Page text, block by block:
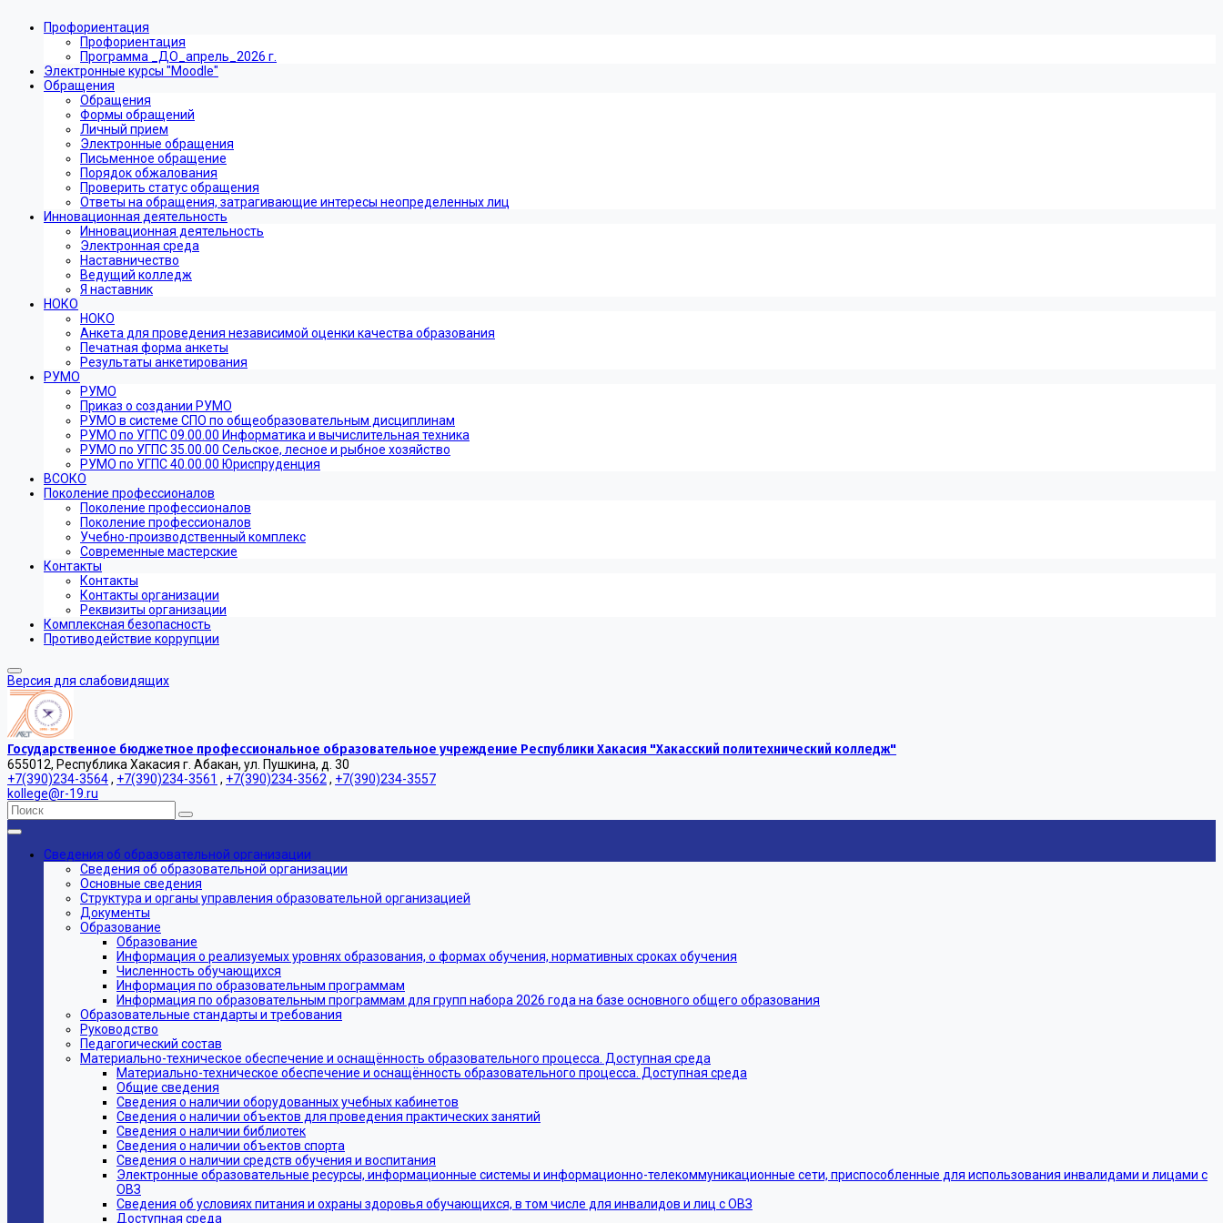
Профориентация
Профориентация
Программа _ДО_апрель_2026 г.
Электронные курсы "Moodle"
Обращения
Обращения
Формы обращений
Личный прием
Электронные обращения
Письменное обращение
Порядок обжалования
Проверить статус обращения
Ответы на обращения, затрагивающие интересы неопределенных лиц
Инновационная деятельность
Инновационная деятельность
Электронная среда
Наставничество
Ведущий колледж
Я наставник
НОКО
НОКО
Анкета для проведения независимой оценки качества образования
Печатная форма анкеты
Результаты анкетирования
РУМО
РУМО
Приказ о создании РУМО
РУМО в системе СПО по общеобразовательным дисциплинам
РУМО по УГПС 09.00.00 Информатика и вычислительная техника
РУМО по УГПС 35.00.00 Сельское, лесное и рыбное хозяйство
РУМО по УГПС 40.00.00 Юриспруденция
ВСОКО
Поколение профессионалов
Поколение профессионалов
Поколение профессионалов
Учебно-производственный комплекс
Современные мастерские
Контакты
Контакты
Контакты организации
Реквизиты организации
Комплексная безопасность
Противодействие коррупции
Версия для слабовидящих
Государственное бюджетное профессиональное образовательное учреждение Республики Хакасия "Хакасский политехнический колледж"
655012, Республика Хакасия г. Абакан, ул. Пушкина, д. 30
+7(390)234-3564, +7(390)234-3561 , +7(390)234-3562 , +7(390)234-3557
kollege@r-19.ru
Сведения об образовательной организации
Сведения об образовательной организации
Основные сведения
Структура и органы управления образовательной организацией
Документы
Образование
Образование
Информация о реализуемых уровнях образования, о формах обучения, нормативных сроках обучения
Численность обучающихся
Информация по образовательным программам
Информация по образовательным программам для групп набора 2026 года на базе основного общего образования
Образовательные стандарты и требования
Руководство
Педагогический состав
Материально-техническое обеспечение и оснащённость образовательного процесса. Доступная среда
Материально-техническое обеспечение и оснащённость образовательного процесса. Доступная среда
Общие сведения
Сведения о наличии оборудованных учебных кабинетов
Сведения о наличии объектов для проведения практических занятий
Сведения о наличии библиотек
Сведения о наличии объектов спорта
Сведения о наличии средств обучения и воспитания
Электронные образовательные ресурсы, информационные системы и информационно-телекоммуникационные сети, приспособленные для использования инвалидами и лицами с
ОВЗ
Сведения об условиях питания и охраны здоровья обучающихся, в том числе для инвалидов и лиц с ОВЗ
Доступная среда